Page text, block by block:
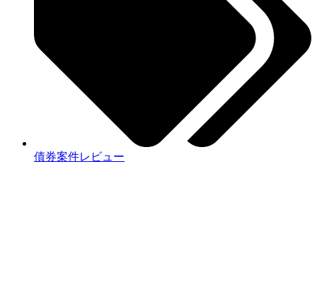
債券案件レビュー